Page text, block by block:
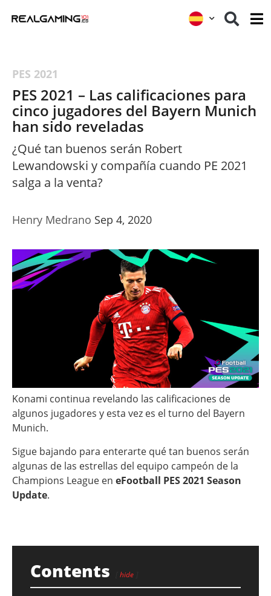
PES 2021
PES 2021 – Las calificaciones para
cinco jugadores del Bayern Munich
han sido reveladas
¿Qué tan buenos serán Robert
Lewandowski y compañía cuando PE 2021
salga a la venta?
Henry Medrano Sep 4, 2020
Konami continua revelando las calificaciones de
algunos jugadores y esta vez es el turno del Bayern
Munich.
Sigue bajando para enterarte qué tan buenos serán
algunas de las estrellas del equipo campeón de la
Champions League en eFootball PES 2021 Season
Update.
Contents hide